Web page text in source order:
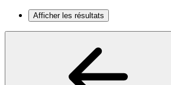
Afficher les résultats